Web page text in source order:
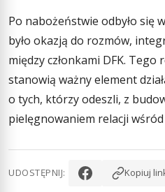
Po nabożeństwie odbyło się
było okazją do rozmów,
między członkami DFK.
stanowią ważny element
o tych, którzy odeszli, z
pielęgnowaniem relacji wśród
UDOSTĘPNIJ: Kopiuj